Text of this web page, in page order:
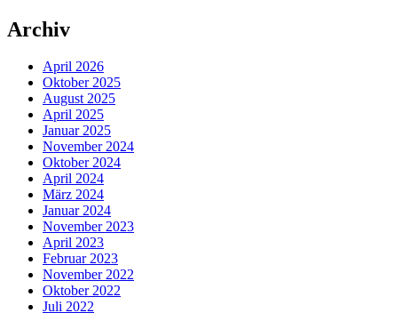
Archiv
April 2026
Oktober 2025
August 2025
April 2025
Januar 2025
November 2024
Oktober 2024
April 2024
März 2024
Januar 2024
November 2023
April 2023
Februar 2023
November 2022
Oktober 2022
Juli 2022